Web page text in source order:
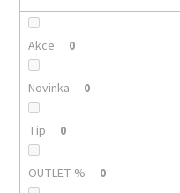
Akce 0
Novinka 0
Tip 0
OUTLET % 0
m
MALFINI
PURE
122